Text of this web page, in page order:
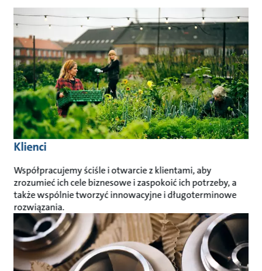
Klienci
Współpracujemy ściśle i otwarcie z klientami, aby
zrozumieć ich cele biznesowe i zaspokoić ich potrzeby, a
także wspólnie tworzyć innowacyjne i długoterminowe
rozwiązania.